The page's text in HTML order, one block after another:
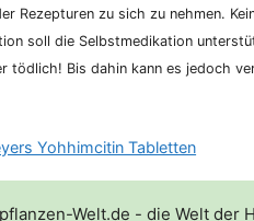
Rezep­tu­ren zu sich zu neh­men.
soll die Selbst­me­di­ka­ti­on
töd­lich! Bis dahin kann es jedoch
Yohhimcitin Tabletten
Welt.de - die Welt der